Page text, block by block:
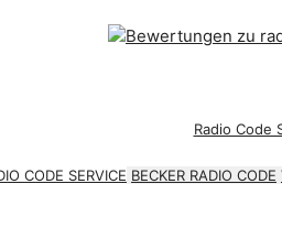
Radio Code
CODE SERVICE BECKER RADIO CODE